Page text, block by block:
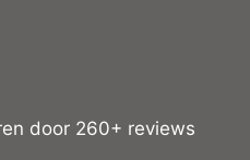
door 260+ reviews